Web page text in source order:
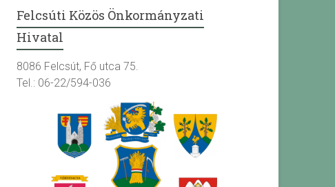
Felcsúti Közös Önkormányzati
Hivatal
8086 Felcsút, Fő utca 75.
Tel.: 06-22/594-036